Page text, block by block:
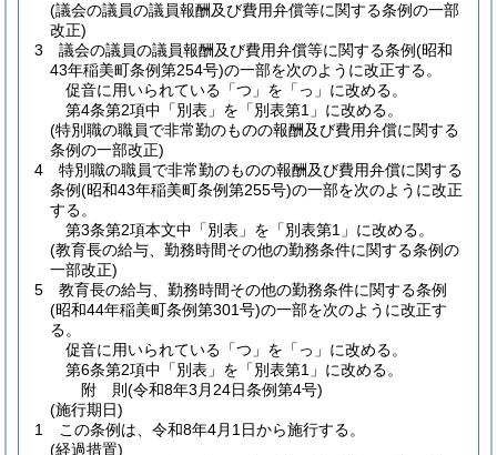
(議会の議員の議員報酬及び費用弁償等に関する条例の一部
改正)
3
議会の議員の議員報酬及び費用弁償等に関する条例(昭和
43年稲美町条例第254号)の一部を次のように改正する。
促音に用いられている「つ」を「っ」に改める。
第4条第2項中「別表」を「別表第1」に改める。
(特別職の職員で非常勤のものの報酬及び費用弁償に関する
条例の一部改正)
4
特別職の職員で非常勤のものの報酬及び費用弁償に関する
条例(昭和43年稲美町条例第255号)の一部を次のように改正
する。
第3条第2項本文中「別表」を「別表第1」に改める。
(教育長の給与、勤務時間その他の勤務条件に関する条例の
一部改正)
5
教育長の給与、勤務時間その他の勤務条件に関する条例
(昭和44年稲美町条例第301号)の一部を次のように改正す
る。
促音に用いられている「つ」を「っ」に改める。
第6条第2項中「別表」を「別表第1」に改める。
附 則(令和8年3月24日条例第4号)
(施行期日)
1
この条例は、令和8年4月1日から施行する。
(経過措置)